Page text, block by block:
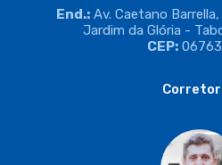
End.:Av. Caetano Barrella,
Jardim da Glória -
CEP: